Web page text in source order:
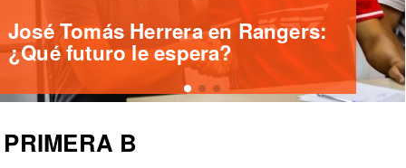
Deportes Santa Cruz ficha
delantero internacional Yashir
Islame Pinto
PRIMERA B